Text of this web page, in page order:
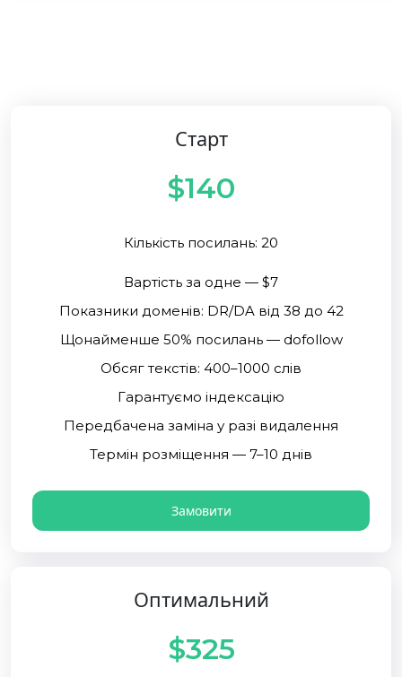
Старт
$140
Кількість посилань: 20
Вартість за одне — $7
Показники доменів: DR/DA від 38 до 42
Щонайменше 50% посилань — dofollow
Обсяг текстів: 400–1000 слів
Гарантуємо індексацію
Передбачена заміна у разі видалення
Термін розміщення — 7–10 днів
Замовити
Оптимальний
$325